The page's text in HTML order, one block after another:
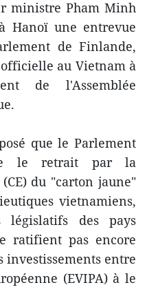
ministre Pham Minh
Hanoï une entrevue
de Finlande,
au Vietnam à
de l'Assemblée
que le Parlement
le retrait par la
du "carton jaune"
vietnamiens,
législatifs des pays
ratifient pas encore
investissements entre
(EVIPA) à le